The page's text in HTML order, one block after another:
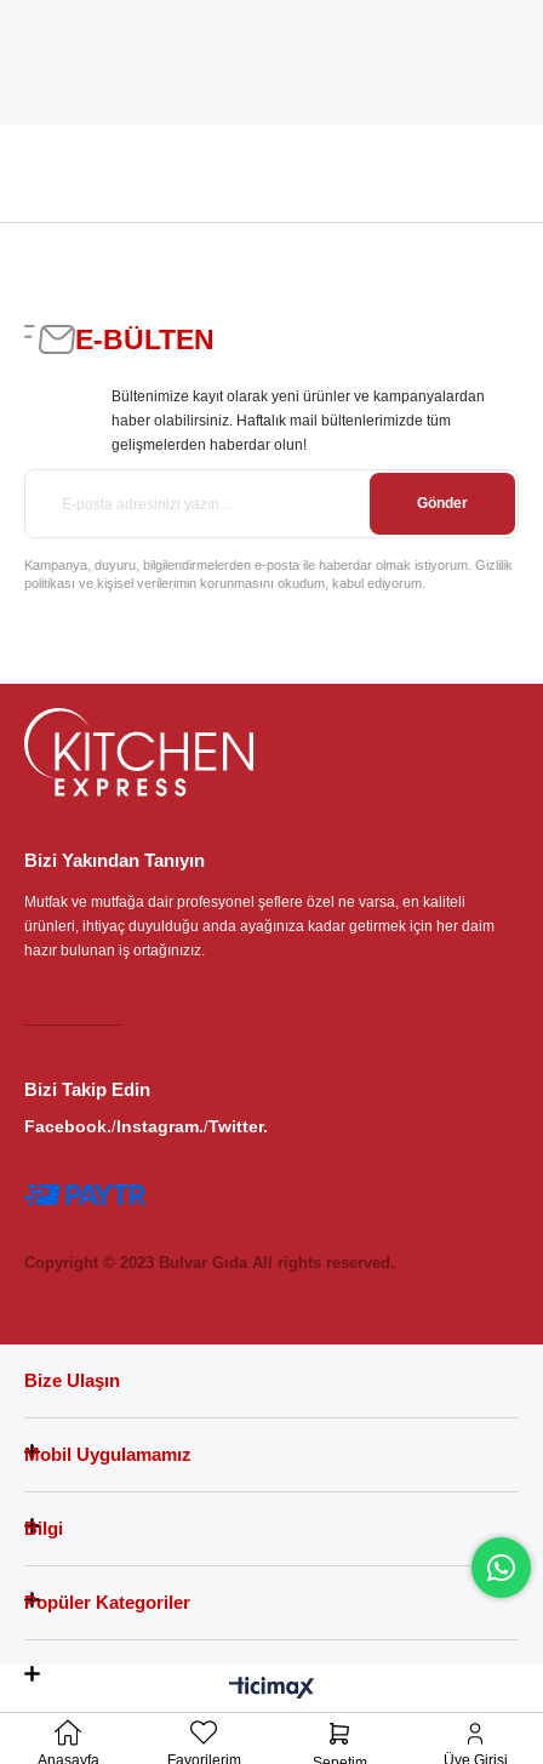
E-BÜLTEN
Bültenimize kayıt olarak yeni ürünler ve kampanyalardan
haber olabilirsiniz. Haftalık mail bültenlerimizde tüm
gelişmelerden haberdar olun!
Gönder
Kampanya, duyuru, bilgilendirmelerden e-posta ile haberdar olmak istiyorum. Gizlilik
politikası ve kişisel verilerimin korunmasını okudum, kabul ediyorum.
Bizi Yakından Tanıyın
Mutfak ve mutfağa dair profesyonel şeflere özel ne varsa, en kaliteli
ürünleri, ihtiyaç duyulduğu anda ayağınıza kadar getirmek için her daim
hazır bulunan iş ortağınızız.
Bizi Takip Edin
Facebook./Instagram./Twitter.
Copyright © 2023 Bulvar Gıda All rights reserved.
Bize Ulaşın
Mobil Uygulamamız
Bilgi
Popüler Kategoriler
Anasayfa Favorilerim Üye Girişi